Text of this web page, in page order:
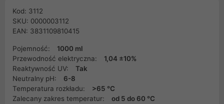
Kod: 3112
SKU: 0000003112
EAN: 3831109810415
Pojemność:
1000 ml
Przewodność elektryczna:
1,04 ±10%
Reaktywność UV:
Tak
Neutralny pH:
6-8
Temperatura rozkładu:
>65 °C
Zalecany zakres temperatur:
od 5 do 60 °C